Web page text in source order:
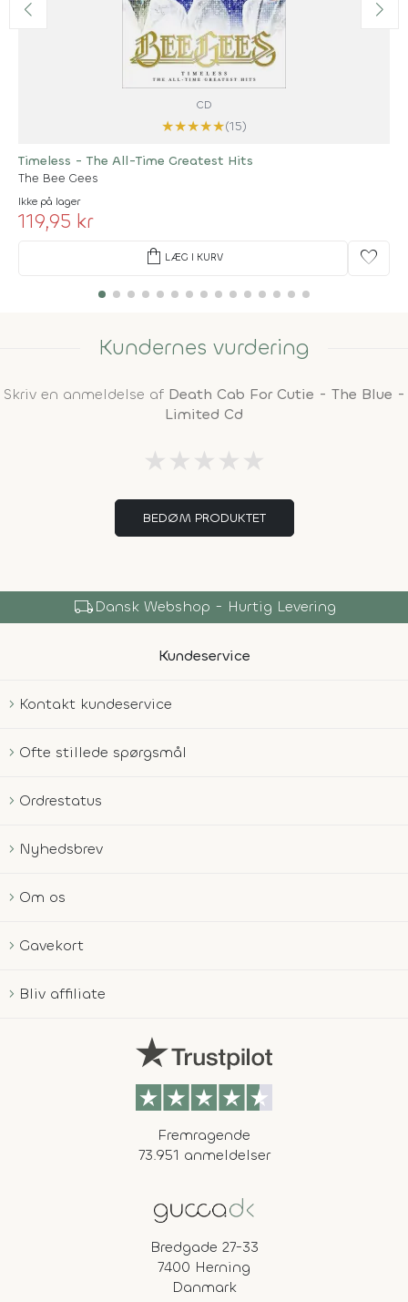
CD
★★★★★(15)
Timeless - The All-Time Greatest Hits
The Bee Gees
Ikke på lager
119,95 kr
shopping_bag LÆG I KURV favorite
Kundernes vurdering
Skriv en anmeldelse af Death Cab For Cutie - The Blue -
Limited Cd
★ ★ ★ ★ ★
BEDØM PRODUKTET
local_shippingDansk Webshop - Hurtig Levering
Kundeservice
Kontakt kundeservice
Ofte stillede spørgsmål
Ordrestatus
Nyhedsbrev
Om os
Gavekort
Bliv affiliate
Fremragende
73.951 anmeldelser
Bredgade 27-33
7400 Herning
Danmark